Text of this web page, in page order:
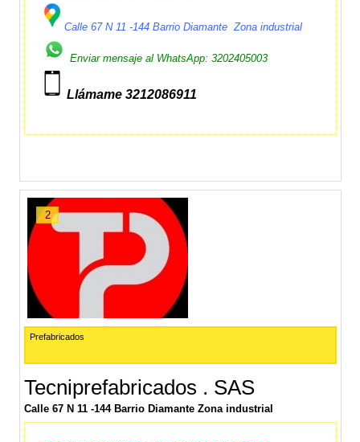
Calle 67 N 11 -144 Barrio Diamante Zona industrial
Enviar mensaje al WhatsApp: 3202405003
Llámame 3212086911
2
Prefabricados
Tecniprefabricados . SAS
Calle 67 N 11 -144 Barrio Diamante Zona industrial